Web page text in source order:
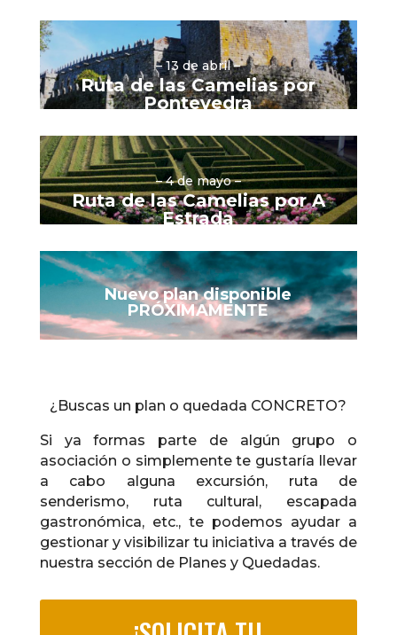
– 13 de abril –
Ruta de las Camelias por
Pontevedra
– 4 de mayo –
Ruta de las Camelias por A
Estrada
Nuevo plan disponible
PRÓXIMAMENTE
¿Buscas un plan o quedada CONCRETO?
Si ya formas parte de algún grupo o
asociación o simplemente te gustaría llevar
a cabo alguna excursión, ruta de
senderismo, ruta cultural, escapada
gastronómica, etc., te podemos ayudar a
gestionar y visibilizar tu iniciativa a través de
nuestra sección de Planes y Quedadas.